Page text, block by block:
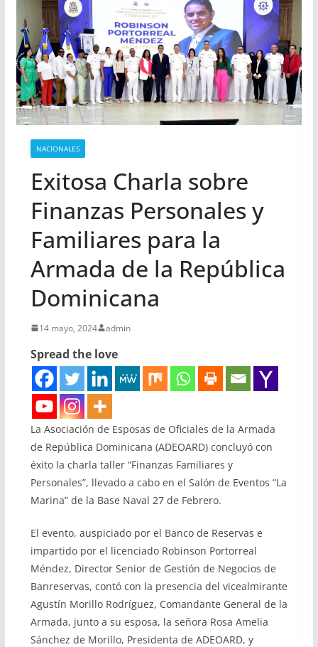
NACIONALES
Exitosa Charla sobre
Finanzas Personales y
Familiares para la
Armada de la República
Dominicana
14 mayo, 2024 admin
Spread the love
La Asociación de Esposas de Oficiales de la Armada
de República Dominicana (ADEOARD) concluyó con
éxito la charla taller “Finanzas Familiares y
Personales”, llevado a cabo en el Salón de Eventos “La
Marina” de la Base Naval 27 de Febrero.
El evento, auspiciado por el Banco de Reservas e
impartido por el licenciado Robinson Portorreal
Méndez, Director Senior de Gestión de Negocios de
Banreservas, contó con la presencia del vicealmirante
Agustín Morillo Rodríguez, Comandante General de la
Armada, junto a su esposa, la señora Rosa Amelia
Sánchez de Morillo, Presidenta de ADEOARD, y